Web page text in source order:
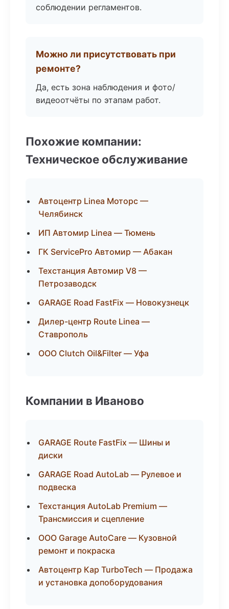
соблюдении регламентов.
Можно ли присутствовать при
ремонте?
Да, есть зона наблюдения и фото/
видеоотчёты по этапам работ.
Похожие компании:
Техническое обслуживание
Автоцентр Linea Моторс —
Челябинск
ИП Автомир Linea — Тюмень
ГК ServicePro Автомир — Абакан
Техстанция Автомир V8 —
Петрозаводск
GARAGE Road FastFix — Новокузнецк
Дилер-центр Route Linea —
Ставрополь
ООО Clutch Oil&Filter — Уфа
Компании в Иваново
GARAGE Route FastFix — Шины и
диски
GARAGE Road AutoLab — Рулевое и
подвеска
Техстанция AutoLab Premium —
Трансмиссия и сцепление
ООО Garage AutoCare — Кузовной
ремонт и покраска
Автоцентр Кар TurboTech — Продажа
и установка допоборудования